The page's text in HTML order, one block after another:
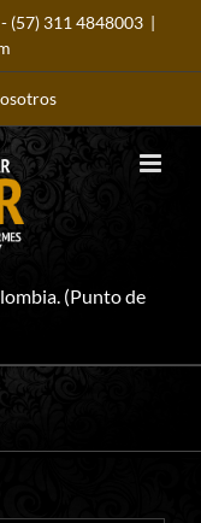
(57) 311 4848003 |
(Punto de